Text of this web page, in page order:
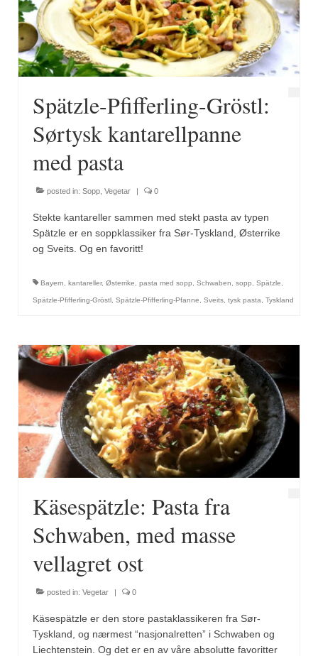
Fugl
Gryteretter
Snacks
Supper
Vegetar
Krydder, oppskrifter
Bouquet garni
Cajunkrydder, mildt
Cajunkrydder, sterkt
Estragon
Guindillas
Herbes de Provence
Krøderens husmannsmiks
Massalé seychellois
Mirepoix
Spätzle-Pfifferling-Gröstl:
Sørtysk kantarellpanne
med pasta
posted in: Sopp Vegetar | 0
Stekte kantareller sammen med stekt pasta av typen
Spätzle er en soppklassiker fra Sør-Tyskland, Østerrike
og Sveits. Og en favoritt!
Bayern kantareller, Østerrike pasta med sopp Schwaben sopp Spätzle
Spätzle-Pfifferling-Gröstl Spätzle-Pfifferling-Pfanne Sveits tysk pasta Tyskland
Käsespätzle: Pasta fra
Schwaben, med masse
vellagret ost
posted in: Vegetar | 0
Käsespätzle er den store pastaklassikeren fra Sør-
Tyskland, og nærmest “nasjonalretten” i Schwaben og
Liechtenstein. Og det er en av våre absolutte favoritter